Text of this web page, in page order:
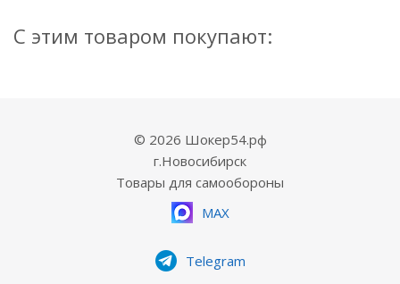
С этим товаром покупают:
© 2026 Шокер54.рф
г.Новосибирск
Товары для самообороны
MAX
Telegram